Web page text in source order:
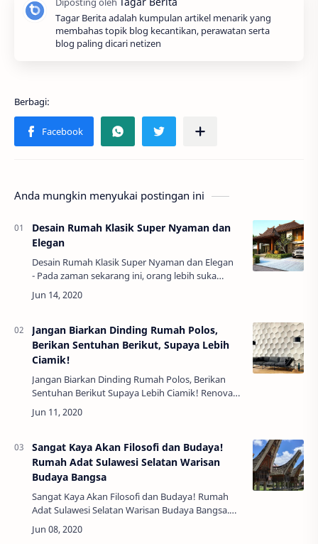
Tagar Berita adalah kumpulan artikel menarik yang
membahas topik blog kecantikan, perawatan serta
blog paling dicari netizen
Anda mungkin menyukai postingan ini
Desain Rumah Klasik Super Nyaman dan
Elegan
Desain Rumah Klasik Super Nyaman dan Elegan
- Pada zaman sekarang ini, orang lebih suka
membangun rumah dengan gaya minimalis dan
modern. Meskipun begitu, bagi sebagian orang …
Jangan Biarkan Dinding Rumah Polos,
Berikan Sentuhan Berikut, Supaya Lebih
Ciamik!
Jangan Biarkan Dinding Rumah Polos, Berikan
Sentuhan Berikut Supaya Lebih Ciamik! Renovasi
adalah proyek yang paling menyita tenaga,
emosi dan pikiran. Bayangkan saja, tidak hanya …
Sangat Kaya Akan Filosofi dan Budaya!
Rumah Adat Sulawesi Selatan Warisan
Budaya Bangsa
Sangat Kaya Akan Filosofi dan Budaya! Rumah
Adat Sulawesi Selatan Warisan Budaya Bangsa.
Rumah adat itu merupakan sebuah warisan
kebudayaan yang berasal dari tiap daerah di